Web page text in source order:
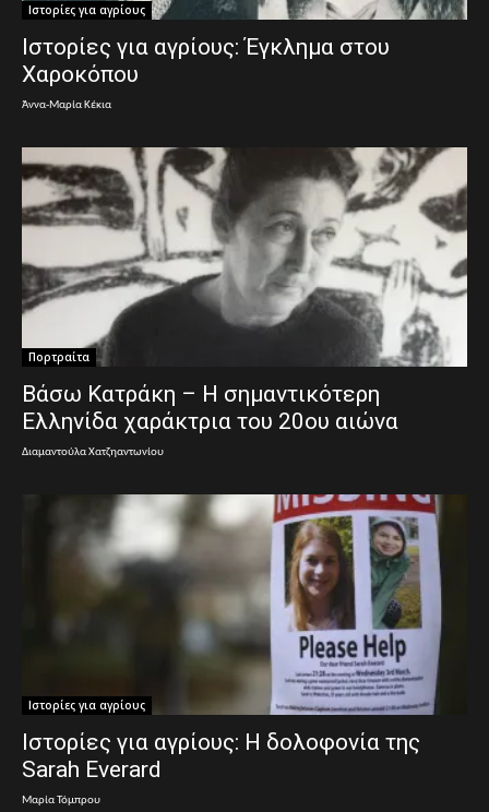
Ιστορίες για αγρίους
Ιστορίες για αγρίους: Έγκλημα στου
Χαροκόπου
Άννα-Μαρία Κέκια
Πορτραίτα
Βάσω Κατράκη – Η σημαντικότερη
Ελληνίδα χαράκτρια του 20ου αιώνα
Διαμαντούλα Χατζηαντωνίου
Ιστορίες για αγρίους
Ιστορίες για αγρίους: Η δολοφονία της
Sarah Everard
Μαρία Τόμπρου